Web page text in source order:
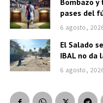
Bombazo y
pases del
6 agosto,
El Salado
IBAL no da
6 agosto,